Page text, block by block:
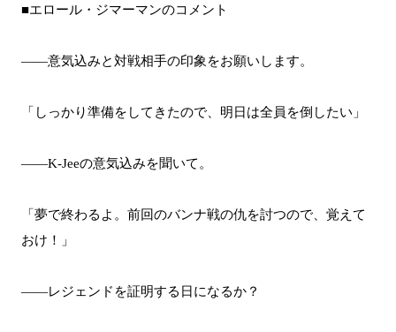
■エロール・ジマーマンのコメント
――意気込みと対戦相手の印象をお願いします。
「しっかり準備をしてきたので、明日は全員を倒したい」
――K-Jeeの意気込みを聞いて。
「夢で終わるよ。前回のバンナ戦の仇を討つので、覚えて
おけ！」
――レジェンドを証明する日になるか？